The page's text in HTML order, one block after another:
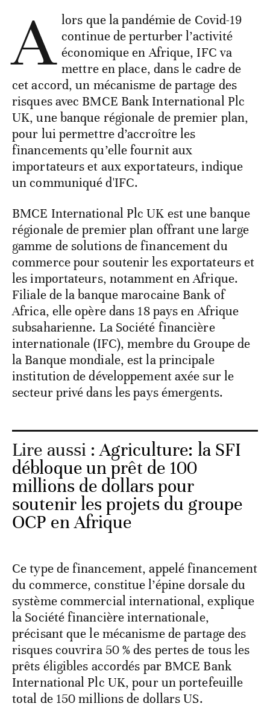
A lors que la pandémie de Covid-19
continue de perturber l’activité
économique en Afrique, IFC va
mettre en place, dans le cadre de
cet accord, un mécanisme de partage des
risques avec BMCE Bank International Plc
UK, une banque régionale de premier plan,
pour lui permettre d’accroître les
financements qu’elle fournit aux
importateurs et aux exportateurs, indique
un communiqué d'IFC.
BMCE International Plc UK est une banque
régionale de premier plan offrant une large
gamme de solutions de financement du
commerce pour soutenir les exportateurs et
les importateurs, notamment en Afrique.
Filiale de la banque marocaine Bank of
Africa, elle opère dans 18 pays en Afrique
subsaharienne. La Société financière
internationale (IFC), membre du Groupe de
la Banque mondiale, est la principale
institution de développement axée sur le
secteur privé dans les pays émergents.
Lire aussi :Agriculture: la SFI
débloque un prêt de 100
millions de dollars pour
soutenir les projets du groupe
OCP en Afrique
Ce type de financement, appelé financement
du commerce, constitue l’épine dorsale du
système commercial international, explique
la Société financière internationale,
précisant que le mécanisme de partage des
risques couvrira 50 % des pertes de tous les
prêts éligibles accordés par BMCE Bank
International Plc UK, pour un portefeuille
total de 150 millions de dollars US.